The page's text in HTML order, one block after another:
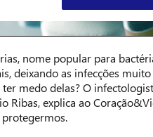
nome popular para
deixando as infecções
medo delas? O
Ribas, explica ao